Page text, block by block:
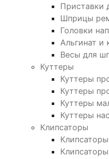
Приставки
Шприцы
Головки
Альгинат и
Весы для
Куттеры
Куттеры
Куттеры
Куттеры
Куттеры
Клипсаторы